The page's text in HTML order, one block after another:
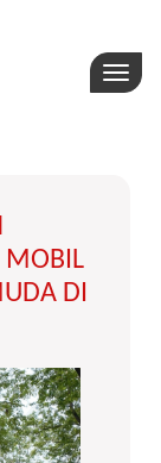
Toggle
MOBIL
DI